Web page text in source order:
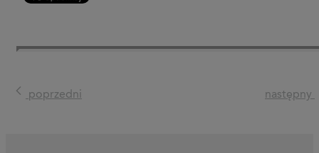
poprzedni następny